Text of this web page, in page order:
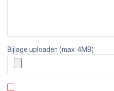
Bijlage uploaden (max. 4MB)